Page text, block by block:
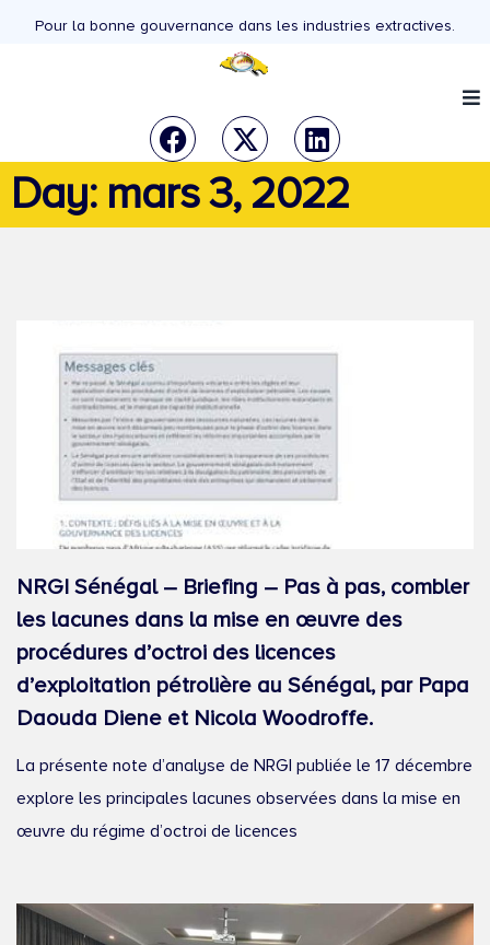
Pour la bonne gouvernance dans les industries extractives.
Day: mars 3, 2022
NRGI Sénégal – Briefing – Pas à pas, combler
les lacunes dans la mise en œuvre des
procédures d’octroi des licences
d’exploitation pétrolière au Sénégal, par Papa
Daouda Diene et Nicola Woodroffe.
La présente note d’analyse de NRGI publiée le 17 décembre
explore les principales lacunes observées dans la mise en
œuvre du régime d’octroi de licences